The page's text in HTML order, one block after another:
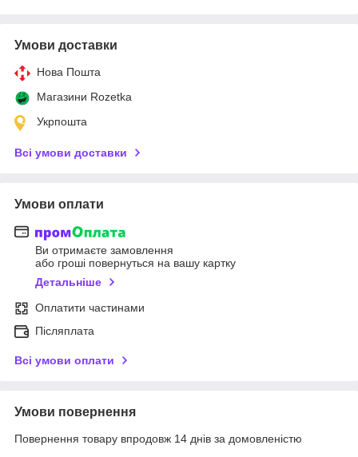
Умови доставки
Нова Пошта
Магазини Rozetka
Укрпошта
Всі умови доставки
Умови оплати
Ви отримаєте замовлення
або гроші повернуться на вашу картку
Детальніше
Оплатити частинами
Післяплата
Всі умови оплати
Умови повернення
Повернення товару впродовж 14 днів за домовленістю